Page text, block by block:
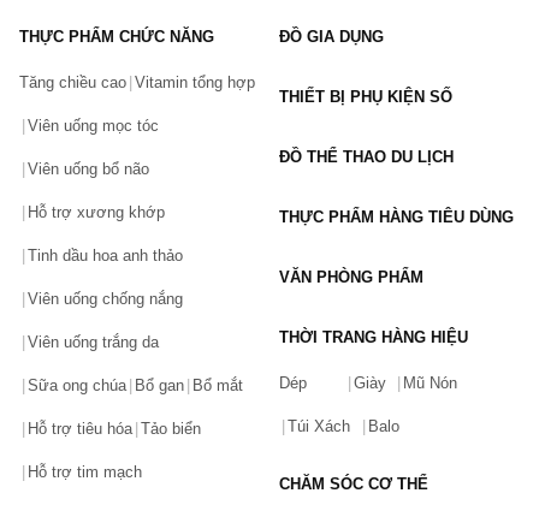
THỰC PHẨM CHỨC NĂNG
Tăng chiều cao Vitamin tổng hợp
Viên uống mọc tóc
Viên uống bổ não
Hỗ trợ xương khớp
Tinh dầu hoa anh thảo
Viên uống chống nắng
Viên uống trắng da
Sữa ong chúa Bổ gan Bổ mắt
Hỗ trợ tiêu hóa Tảo biển
Hỗ trợ tim mạch
ĐỒ GIA DỤNG
THIẾT BỊ PHỤ KIỆN SỐ
ĐỒ THỂ THAO DU LỊCH
THỰC PHẨM HÀNG TIÊU DÙNG
VĂN PHÒNG PHẨM
THỜI TRANG HÀNG HIỆU
Dép Giày Mũ Nón
Túi Xách Balo
CHĂM SÓC CƠ THỂ